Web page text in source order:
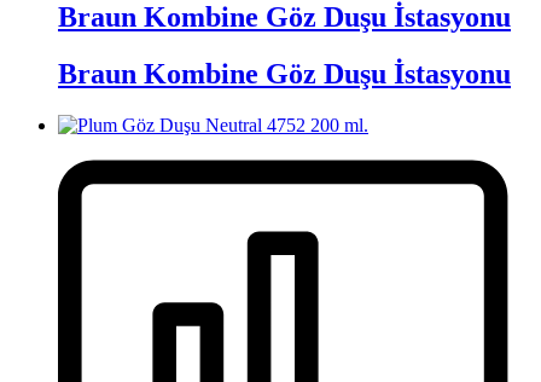
Braun Kombine Göz Duşu İstasyonu
Braun Kombine Göz Duşu İstasyonu